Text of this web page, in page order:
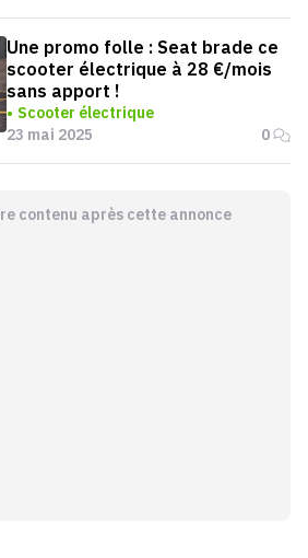
Une promo folle : Seat brade ce
scooter électrique à 28 €/mois
sans apport !
Scooter électrique
23 mai 2025
0
contenu après cette annonce